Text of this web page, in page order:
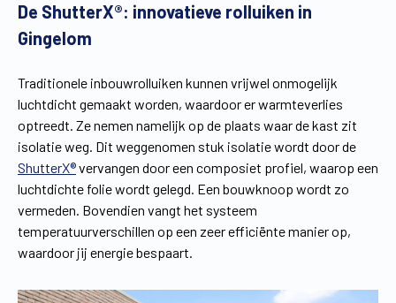
De ShutterX®: innovatieve rolluiken in
Gingelom
Traditionele inbouwrolluiken kunnen vrijwel onmogelijk
luchtdicht gemaakt worden, waardoor er warmteverlies
optreedt. Ze nemen namelijk op de plaats waar de kast zit
isolatie weg. Dit weggenomen stuk isolatie wordt door de
ShutterX®vervangen door een composiet profiel, waarop een
luchtdichte folie wordt gelegd. Een bouwknoop wordt zo
vermeden. Bovendien vangt het systeem
temperatuurverschillen op een zeer efficiënte manier op,
waardoor jij energie bespaart.